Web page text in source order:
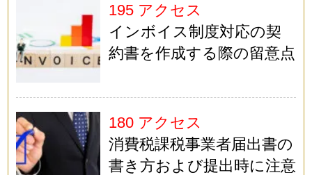
195 アクセス
インボイス制度対応の契
約書を作成する際の留意点
180 アクセス
消費税課税事業者届出書の
書き方および提出時に注意